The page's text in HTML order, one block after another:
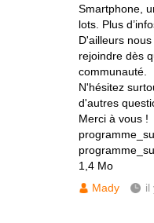
Smartphone,
lots. Plus
D'ailleurs
rejoindre dès
communauté.
N'hésitez
d'autres
Merci à vous !
1,4 Mo
Mady
il